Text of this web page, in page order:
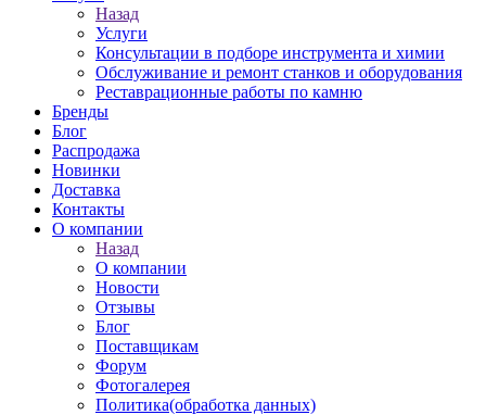
Назад
Услуги
Консультации в подборе инструмента и химии
Обслуживание и ремонт станков и оборудования
Реставрационные работы по камню
Бренды
Блог
Распродажа
Новинки
Доставка
Контакты
О компании
Назад
О компании
Новости
Отзывы
Блог
Поставщикам
Форум
Фотогалерея
Политика(обработка данных)